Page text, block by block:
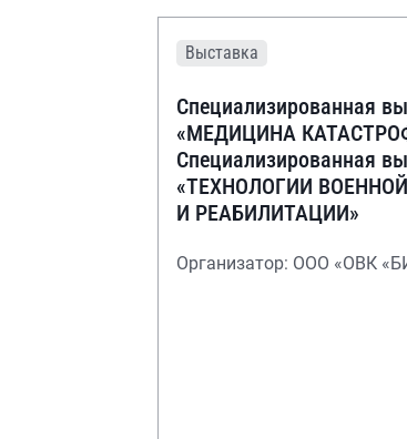
Выставка
Специализированная
«МЕДИЦИНА
Специализированная
«ТЕХНОЛОГИИ
И РЕАБИЛИТАЦИИ»
Организатор: ООО «ОВК